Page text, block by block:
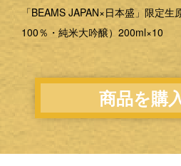
「BEAMS JAPAN×日本盛」限定
100％・純米大吟醸）200ml×10
商品を購